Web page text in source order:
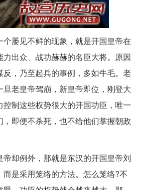
屡见不鲜的现象，就是开国皇帝在
出众、战功赫赫的名臣大将。原因
，乃至起兵的事例，多如牛毛。老
旦老皇帝驾崩，新皇帝即位，刚登大
制这些权势很大的开国功臣，唯一
，即便不杀死，也不给他们掌握朝政
却例外，那就是东汉的开国皇帝刘
是采用笼络的方法。怎么笼络?不